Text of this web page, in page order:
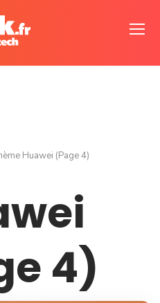
Huawei (Page 4)
4)